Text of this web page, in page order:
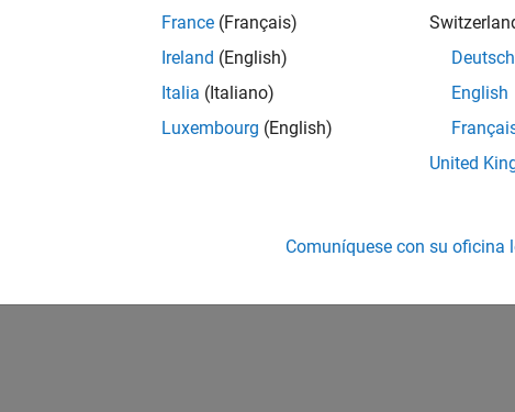
France (Français)
Ireland (English)
Italia (Italiano)
Luxembourg (English)
Deutsch
English
United
Comuníquese con su oficina